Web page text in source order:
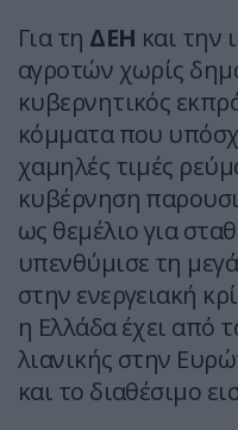
Για τη ΔΕΗ και την
αγροτών χωρίς
κυβερνητικός
κόμματα που
χαμηλές τιμές
κυβέρνηση
ως θεμέλιο για
υπενθύμισε τη
στην ενεργειακή
η Ελλάδα έχει από
λιανικής στην
και το διαθέσιμο